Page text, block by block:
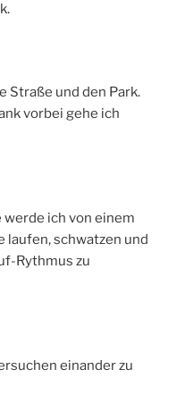
Straße und den Park.
vorbei gehe ich
ich von einem
laufen, schwatzen und
Rythmus zu
einander zu